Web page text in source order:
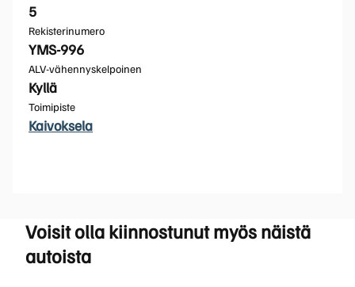
5
Rekisterinumero
YMS-996
ALV-vähennyskelpoinen
Kyllä
Toimipiste
Kaivoksela
Voisit olla kiinnostunut myös näistä
autoista